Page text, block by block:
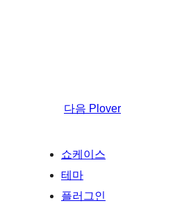
다음 Plover
쇼케이스
테마
플러그인